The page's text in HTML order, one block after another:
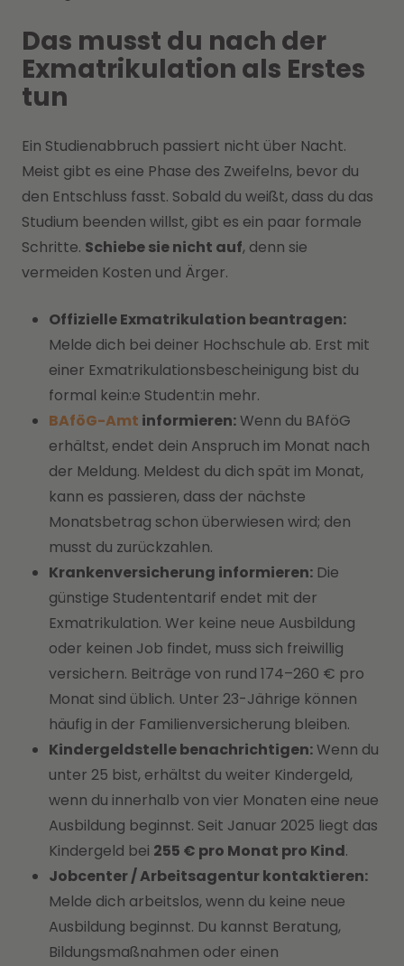
Das musst du nach der
Exmatrikulation als Erstes
tun
Ein Studienabbruch passiert nicht über Nacht.
Meist gibt es eine Phase des Zweifelns, bevor du
den Entschluss fasst. Sobald du weißt, dass du das
Studium beenden willst, gibt es ein paar formale
Schritte. Schiebe sie nicht auf, denn sie
vermeiden Kosten und Ärger.
Offizielle Exmatrikulation beantragen:
Melde dich bei deiner Hochschule ab. Erst mit
einer Exmatrikulationsbescheinigung bist du
formal kein:e Student:in mehr.
BAföG-Amt informieren:Wenn du BAföG
erhältst, endet dein Anspruch im Monat nach
der Meldung. Meldest du dich spät im Monat,
kann es passieren, dass der nächste
Monatsbetrag schon überwiesen wird; den
musst du zurückzahlen.
Krankenversicherung informieren: Die
günstige Studententarif endet mit der
Exmatrikulation. Wer keine neue Ausbildung
oder keinen Job findet, muss sich freiwillig
versichern. Beiträge von rund 174–260 € pro
Monat sind üblich. Unter 23-Jährige können
häufig in der Familienversicherung bleiben.
Kindergeldstelle benachrichtigen:Wenn du
unter 25 bist, erhältst du weiter Kindergeld,
wenn du innerhalb von vier Monaten eine neue
Ausbildung beginnst. Seit Januar 2025 liegt das
Kindergeld bei 255 € pro Monat pro Kind.
Jobcenter / Arbeitsagentur kontaktieren:
Melde dich arbeitslos, wenn du keine neue
Ausbildung beginnst. Du kannst Beratung,
Bildungsmaßnahmen oder einen